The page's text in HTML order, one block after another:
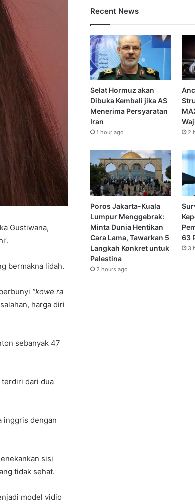
Gustiwana,
bermakna lidah.
“kowe ra
harga diri
sebanyak 47
terdiri dari dua
inggris dengan
sisi
tidak sehat.
model vidio
Recent News
Selat Hormuz akan
Dibuka Kembali jika AS
Menerima Persyaratan
Iran
1 hour ago 2
Poros Jakarta-Kuala
Lumpur Menggebrak:
Minta Dunia Hentikan
Cara Lama, Tawarkan 5
Langkah Konkret untuk
Palestina
2 hours ago
63
3